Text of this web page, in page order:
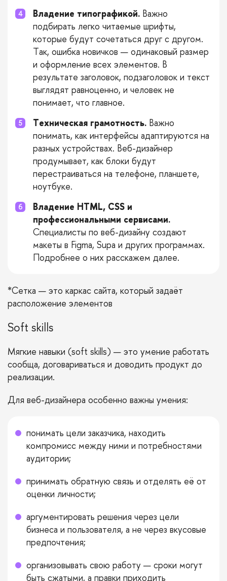
Владение типографикой. Важно
подбирать легко читаемые шрифты,
которые будут сочетаться друг с другом.
Так, ошибка новичков — одинаковый размер
и оформление всех элементов. В
результате заголовок, подзаголовок и текст
выглядят равноценно, и человек не
понимает, что главное.
Техническая грамотность. Важно
понимать, как интерфейсы адаптируются на
разных устройствах. Веб-дизайнер
продумывает, как блоки будут
перестраиваться на телефоне, планшете,
ноутбуке.
Владение HTML, CSS и
профессиональными сервисами.
Специалисты по веб-дизайну создают
макеты в Figma, Supa и других программах.
Подробнее о них расскажем далее.
*Сетка — это каркас сайта, который задаёт
расположение элементов
Soft skills
Мягкие навыки (soft skills) — это умение работать
сообща, договариваться и доводить продукт до
реализации.
Для веб-дизайнера особенно важны умения:
понимать цели заказчика, находить
компромисс между ними и потребностями
аудитории;
принимать обратную связь и отделять её от
оценки личности;
аргументировать решения через цели
бизнеса и пользователя, а не через вкусовые
предпочтения;
организовывать свою работу — сроки могут
быть сжатыми, а правки приходить